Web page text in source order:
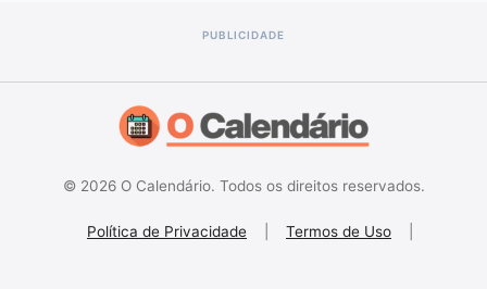
© 2026 O Calendário. Todos os direitos reservados.
Política de Privacidade Termos de Uso